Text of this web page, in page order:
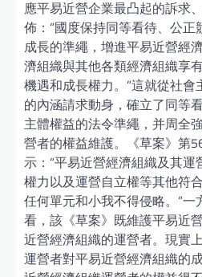
應平易近營企業最凸起的訴求
佈：“國度保持同等看待、公
成長的準繩，增進平易近營經
濟組織與其他各類經濟組織享
機遇和成長權力。”這就從社
的內涵請求動身，確立了同等
主體權益的法令準繩，并周全
營者的權益維護。《草案》第
示：“平易近營經濟組織及其運
權力以及運營自立權等其他符
任何單元和小我不得侵略。”
看，該《草案》既維護平易近
近營經濟組織的運營者。現實
運營者對平易近營經濟組織的